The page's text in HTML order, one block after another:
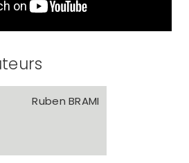
Ruben BRAMI